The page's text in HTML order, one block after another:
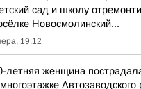
сад и школу
Новосмолинский...
19:12
летняя женщина
Автозаводского